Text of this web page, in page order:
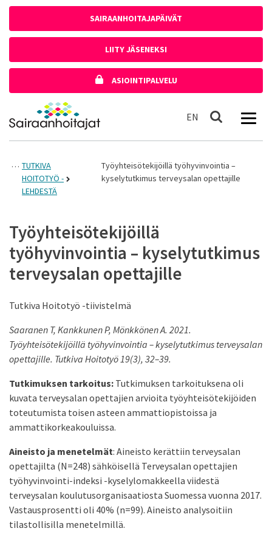
SAIRAANHOITAJAPÄIVÄT
LIITY JÄSENEKSI
ASIOINTIPALVELU
Etusivulle
EN In English
Haku
TUTKIVA
HOITOTYÖ -
LEHDESTÄ
Työyhteisötekijöillä työhyvinvointia –
kyselytutkimus terveysalan opettajille
Työyhteisötekijöillä
työhyvinvointia – kyselytutkimus
terveysalan opettajille
Tutkiva Hoitotyö -tiivistelmä
Saaranen T, Kankkunen P, Mönkkönen A. 2021.
Työyhteisötekijöillä työhyvinvointia – kyselytutkimus terveysalan
opettajille. Tutkiva Hoitotyö 19(3), 32–39.
Tutkimuksen tarkoitus: Tutkimuksen tarkoituksena oli
kuvata terveysalan opettajien arvioita työyhteisötekijöiden
toteutumista toisen asteen ammattiopistoissa ja
ammattikorkeakouluissa.
Aineisto ja menetelmät: Aineisto kerättiin terveysalan
opettajilta (N=248) sähköisellä Terveysalan opettajien
työhyvinvointi-indeksi -kyselylomakkeella viidestä
terveysalan koulutusorganisaatiosta Suomessa vuonna 2017.
Vastausprosentti oli 40% (n=99). Aineisto analysoitiin
tilastollisilla menetelmillä.